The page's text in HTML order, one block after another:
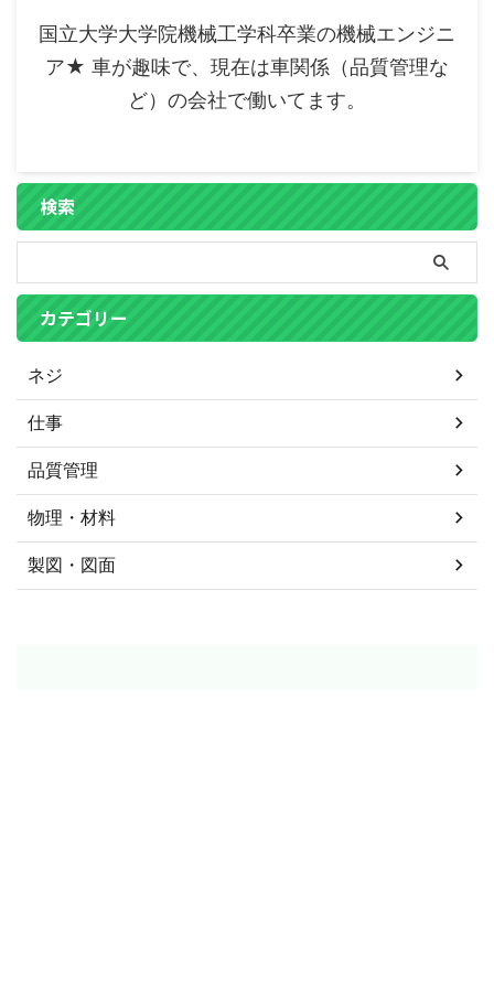
国立大学大学院機械工学科卒業の機械エンジニ
ア★ 車が趣味で、現在は車関係（品質管理な
ど）の会社で働いてます。
検索
カテゴリー
ネジ
仕事
品質管理
物理・材料
製図・図面